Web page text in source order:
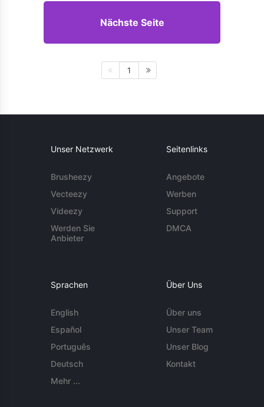
Nächste Seite
1
Unser Netzwerk
Brusheezy
Vecteezy
Videezy
Werden Sie
Anbieter
Seitenlinks
Angebote
Werben
Support
DMCA
Sprachen
English
Español
Português
Deutsch
Mehr ...
Über Uns
Über uns
Unser Team
Unser Blog
Kontakt